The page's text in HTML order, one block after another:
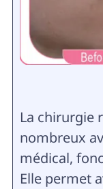
La chirurgie
nombreux
médical,
Elle permet